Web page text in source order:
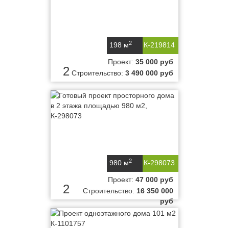
К-219814
198 м2
2
Проект: 35 000 руб
Строительство: 3 490 000 руб
К-298073
980 м2
2
Проект: 47 000 руб
Строительство: 16 350 000
руб